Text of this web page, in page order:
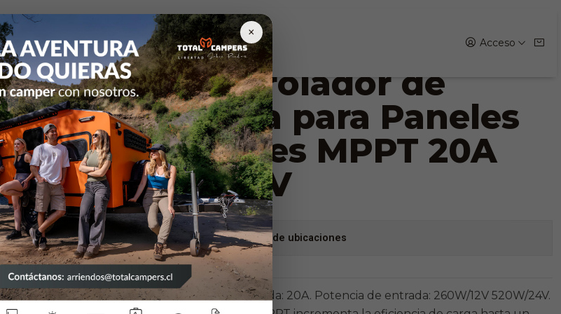
×
Acceso
Reguladores de carga Controlador de Carga para Paneles Solares MPPT 20A 12/24V
|
Controlador de
Carga para Paneles
Solares MPPT 20A
12/24V
Mostrar stock de ubicaciones
DESCRIPCIÓN
Corriente de salida: 20A. Potencia de entrada: 260W/12V 520W/24V.